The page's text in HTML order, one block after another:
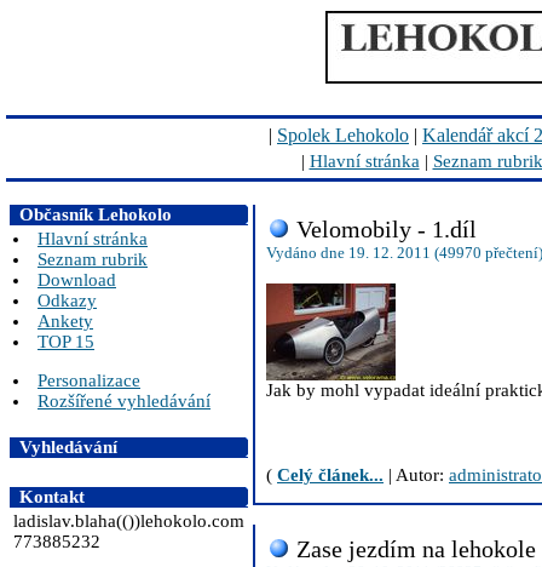
| Spolek Lehokolo | Kalendář akcí
| Hlavní stránka | Seznam rubrik
Občasník Lehokolo
Hlavní stránka
Seznam rubrik
Download
Odkazy
Ankety
TOP 15
Personalizace
Rozšířené vyhledávání
Vyhledávání
Kontakt
ladislav.blaha(())lehokolo.com
773885232
Velomobily - 1.díl
Vydáno dne 19. 12. 2011 (49970 přečtení)
Jak by mohl vypadat ideální
( Celý článek... | Autor:
Zase jezdím na